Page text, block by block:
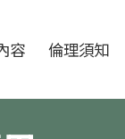
容 倫理須知